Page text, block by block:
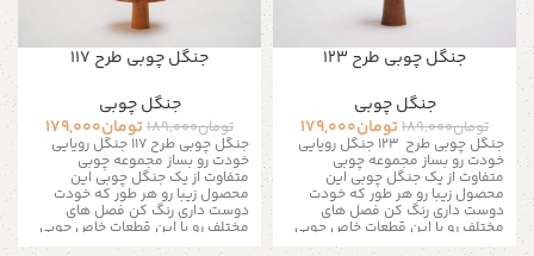
جنگل چوبی طرح 123
جنگل چوبی
تومان189,000تومان179,000
جنگل چوبی طرح 123 جنگل رویایی
خودت رو بساز مجموعه چوبی
متفاوت از یک جنگل چوبی این
محصول زیبا رو هر طور که خودت
دوست داری رنگ کن فصل های
مختلف رو با این قطعات خاص چوبی
به تصویر بکشید کافیه یه قلمو
جنگل چوبی طرح 117
جنگل چوبی
تومان189,000تومان179,000
جنگل چوبی طرح 117 جنگل رویایی
خودت رو بساز مجموعه چوبی
متفاوت از یک جنگل چوبی این
محصول زیبا رو هر طور که خودت
دوست داری رنگ کن فصل های
مختلف رو با این قطعات خاص چوبی
به تصویر بکشید کافیه یه قلمو